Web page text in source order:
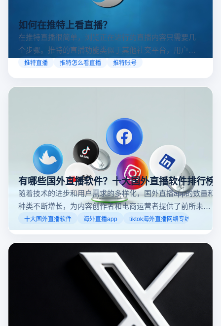
如何在推特上看直播？
在推特直播很简单，浏览正在进行的直播内容只需要几
个步骤。推特的直播功能类似于其他社交平台，用户可
以通过关注自己喜欢的账号、浏览话题标签或查看实时
可以随时随地参与实时互动，无论是关注新闻事件、休
推特直播 推特怎么看直播 推特账号
有哪些国外直播软件？十大国外直播软件排行榜
随着技术的进步和用户需求的多样化，国外直播app的数量和
种类不断增长，为内容创作者和电商运营者提供了前所未有
的机遇。如果你是一个跨境电商从业者，想要了解2025年十
大国外直播软件排行榜，那么你来对地方了！接下来跟着云
登多开浏览器一起来了解海外直播平台哪些最受欢迎。
十大国外直播软件 海外直播app tiktok海外直播网络专线